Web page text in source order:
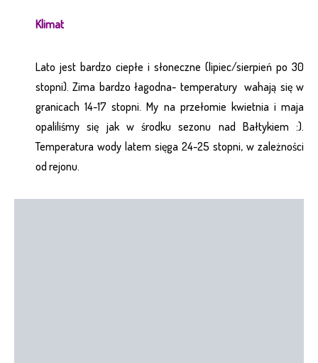
Klimat
Lato jest bardzo ciepłe i słoneczne (lipiec/sierpień po 30
stopni). Zima bardzo łagodna- temperatury wahają się w
granicach 14-17 stopni. My na przełomie kwietnia i maja
opaliliśmy się jak w środku sezonu nad Bałtykiem :).
Temperatura wody latem sięga 24-25 stopni, w zależności
od rejonu.